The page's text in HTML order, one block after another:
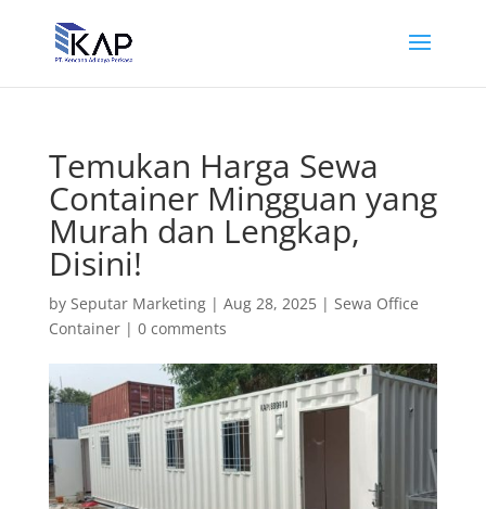
Temukan Harga Sewa
Container Mingguan yang
Murah dan Lengkap,
Disini!
by Seputar Marketing| Aug 28, 2025| Sewa Office
Container| 0 comments